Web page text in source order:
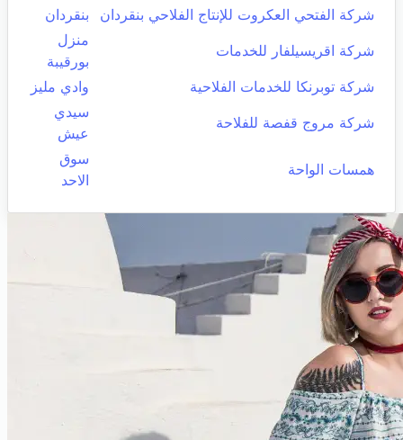
شركة الفتحي العكروت للإنتاج الفلاحي بنقردان
بنقردان
شركة اقريسيلفار للخدمات
منزل
بورقيبة
شركة توبرنكا للخدمات الفلاحية
وادي مليز
شركة مروج قفصة للفلاحة
سيدي
عيش
همسات الواحة
سوق
الاحد